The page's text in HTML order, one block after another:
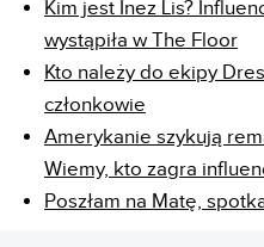
Kim jest Inez Lis?
wystąpiła w The Floor
Kto należy do ekipy
członkowie
Amerykanie szykują
Wiemy, kto zagra
Poszłam na Matę,